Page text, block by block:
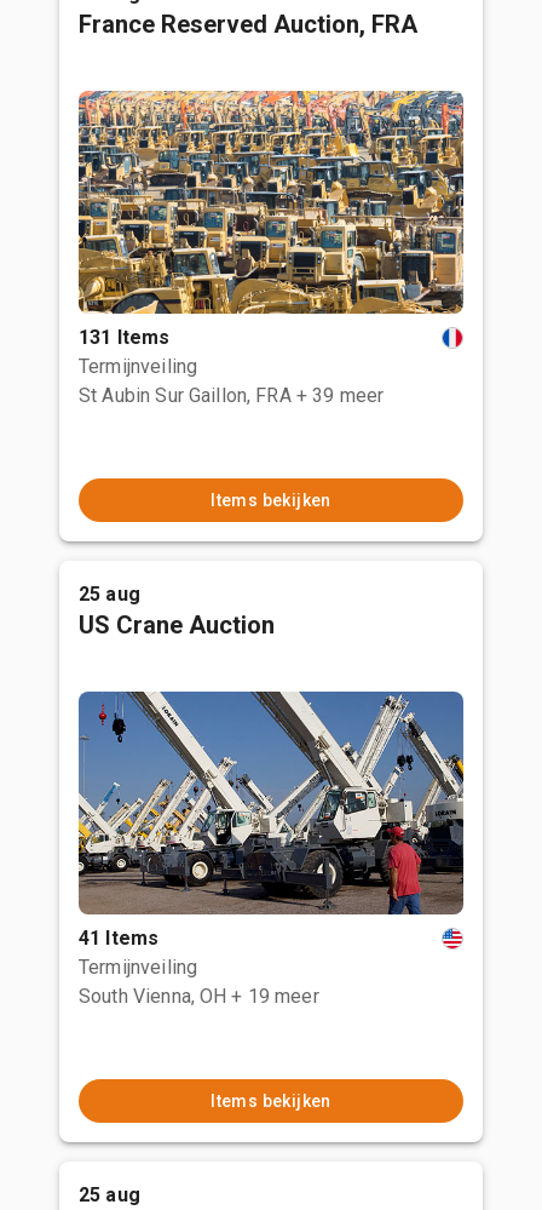
France Reserved Auction, FRA
131 Items
Termijnveiling
St Aubin Sur Gaillon, FRA + 39 meer
Items bekijken
25 aug
US Crane Auction
41 Items
Termijnveiling
South Vienna, OH + 19 meer
Items bekijken
25 aug